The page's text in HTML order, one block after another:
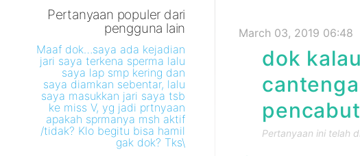
Pertanyaan populer dari
pengguna lain
Maaf dok…saya ada kejadian
jari saya terkena sperma lalu
saya lap smp kering dan
saya diamkan sebentar, lalu
saya masukkan jari saya tsb
ke miss V, yg jadi prtnyaan
apakah sprmanya msh aktif
/tidak? Klo begitu bisa hamil
gak dok? Tks\
March 03, 2019 06:48
dok
Pertanyaan ini telah